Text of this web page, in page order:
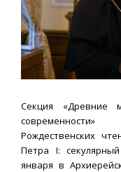
Секция «Древние
Рождественских
Петра I:
января в